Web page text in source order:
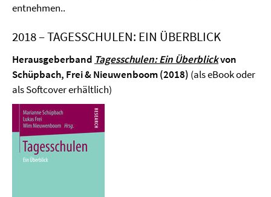
entnehmen..
2018 – TAGESSCHULEN: EIN ÜBERBLICK
Herausgeberband Tagesschulen: Ein Überblickvon
Schüpbach, Frei & Nieuwenboom (2018) (als eBook oder
als Softcover erhältlich)